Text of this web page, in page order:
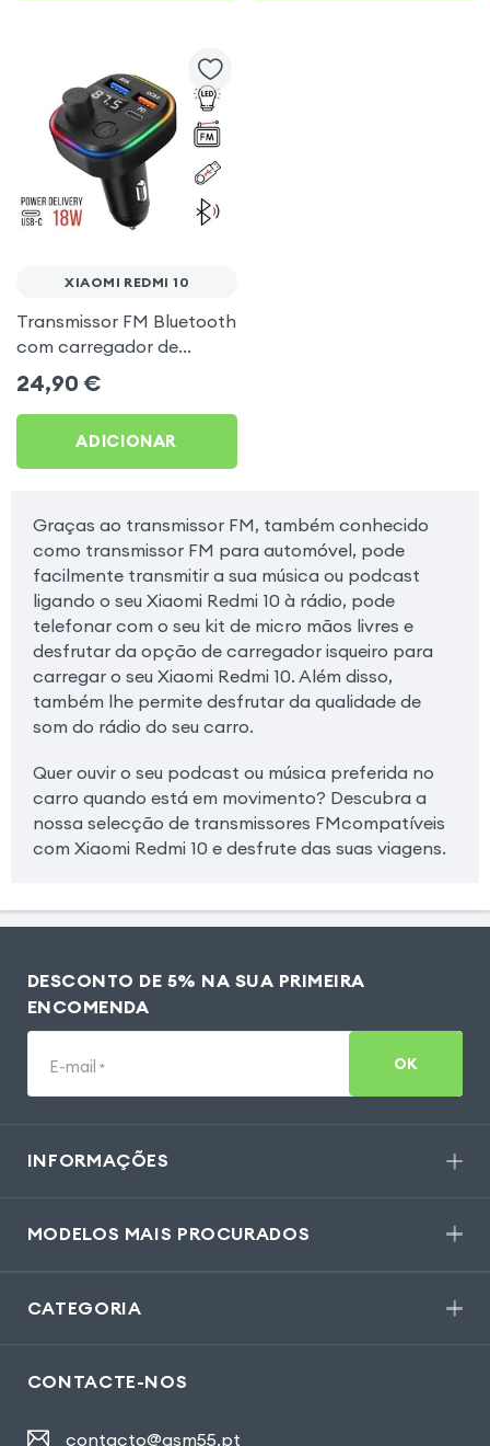
XIAOMI REDMI 10
Transmissor FM Bluetooth
com carregador de
isqueiro USB / USB-C, C2 -
Preto para Xiaomi Redmi
10
24,90 €
ADICIONAR
Graças ao transmissor FM, também conhecido
como transmissor FM para automóvel, pode
facilmente transmitir a sua música ou podcast
ligando o seu Xiaomi Redmi 10 à rádio, pode
telefonar com o seu kit de micro mãos livres e
desfrutar da opção de carregador isqueiro para
carregar o seu Xiaomi Redmi 10. Além disso,
também lhe permite desfrutar da qualidade de
som do rádio do seu carro.
Quer ouvir o seu podcast ou música preferida no
carro quando está em movimento? Descubra a
nossa selecção de transmissores FMcompatíveis
com Xiaomi Redmi 10 e desfrute das suas viagens.
DESCONTO DE 5% NA SUA PRIMEIRA
ENCOMENDA
E-mail * OK
INFORMAÇÕES
MODELOS MAIS PROCURADOS
CATEGORIA
CONTACTE-NOS
contacto@gsm55.pt